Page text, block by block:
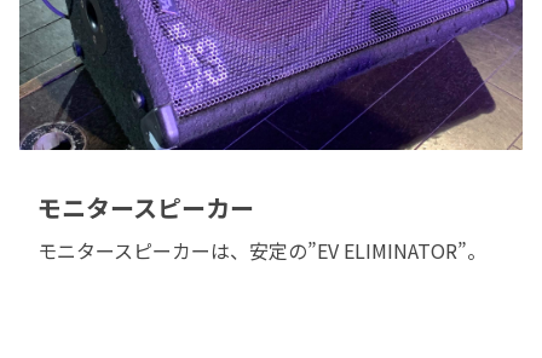
モニタースピーカー
モニタースピーカーは、安定の”EV ELIMINATOR”。